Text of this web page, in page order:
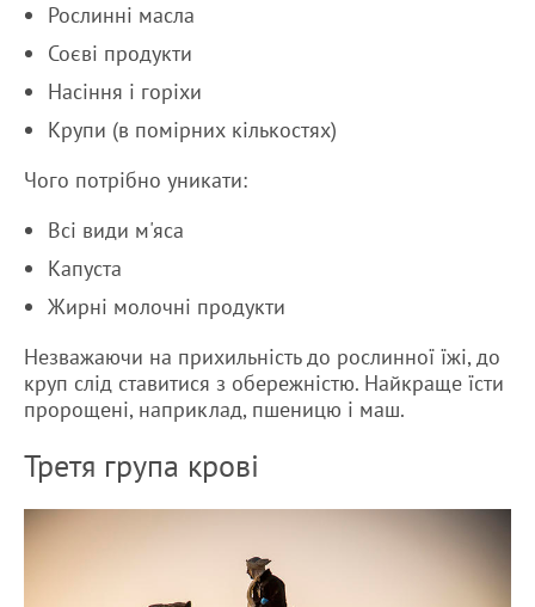
Рослинні масла
Соєві продукти
Насіння і горіхи
Крупи (в помірних кількостях)
Чого потрібно уникати:
Всі види м'яса
Капуста
Жирні молочні продукти
Незважаючи на прихильність до рослинної їжі, до
круп слід ставитися з обережністю. Найкраще їсти
пророщені, наприклад, пшеницю і маш.
Третя група крові